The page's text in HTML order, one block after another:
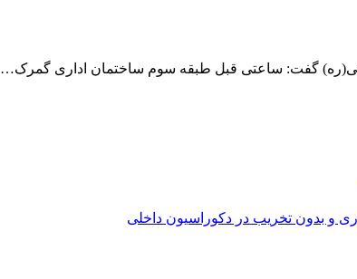
گفت: ساعتی قبل طبقه سوم ساختمان اداری گمرک…
و بدون تخریب در دکوراسیون داخلی